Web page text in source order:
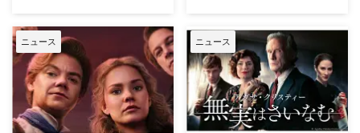
ーチャンネル倶楽部プレミアム」
は、ミステリーの世界を味わい尽
くすために誕生した特別 …
の家族”がどのように逃げ延びる
かを描いていることが明らかとな
…
大ヒットドラマ『ゲーム・オブ・
スローンズ』のロブ・スターク役
でブレイクしたリチャード・マッ
デンが、新作スリラードラマ
『Trauma（原題）』に主演する
ことが分かった。米Varietyが伝
えている。 『ダイ・ハード』
×『ER』！？医療アクションドラ
ロングランヒットを誇る犯罪捜査
ドラマ『LAW & ORDER』シリー
ズ。本作の最大の魅力の一つは、
実際に起きた事件に着想を得たリ
アリティあふれるストーリー展開
にある。しかし、その裏側では、
自身の悲劇がドラマ化されること
を放送直前まで知らされない実在
ニュース ニュース